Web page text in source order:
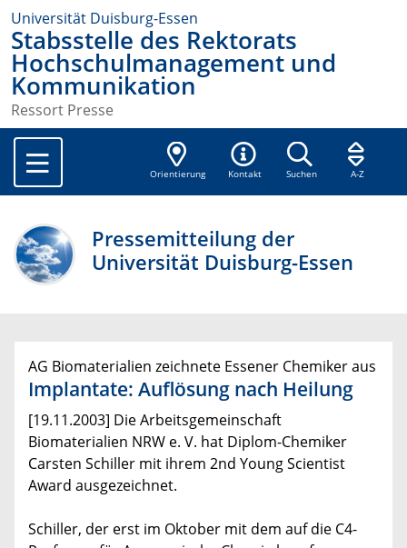
Universität Duisburg-Essen
Stabsstelle des Rektorats
Hochschulmanagement und
Kommunikation
Ressort Presse
Orientierung Kontakt Suchen A-Z
Pressemitteilung der
Universität Duisburg-Essen
AG Biomaterialien zeichnete Essener Chemiker aus
Implantate: Auflösung nach Heilung
[19.11.2003] Die Arbeitsgemeinschaft
Biomaterialien NRW e. V. hat Diplom-Chemiker
Carsten Schiller mit ihrem 2nd Young Scientist
Award ausgezeichnet.
Schiller, der erst im Oktober mit dem auf die C4-